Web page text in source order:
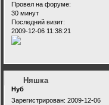
Провел на форуме:
30 минут
Последний визит:
2009-12-06 11:38:21
Няшка
Нуб
Зарегистрирован: 2009-12-06